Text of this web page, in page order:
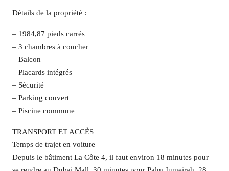
Détails de la propriété :
– 1984,87 pieds carrés
– 3 chambres à coucher
– Balcon
– Placards intégrés
– Sécurité
– Parking couvert
– Piscine commune
TRANSPORT ET ACCÈS
Temps de trajet en voiture
Depuis le bâtiment La Côte 4, il faut environ 18 minutes pour